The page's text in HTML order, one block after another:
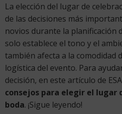
La elección del lugar de
de las decisiones más
novios durante la planificación
solo establece el tono y el
también afecta a la comodidad
logística del evento. Para
decisión, en este artículo de
consejos para elegir el lugar
boda. ¡Sigue leyendo!